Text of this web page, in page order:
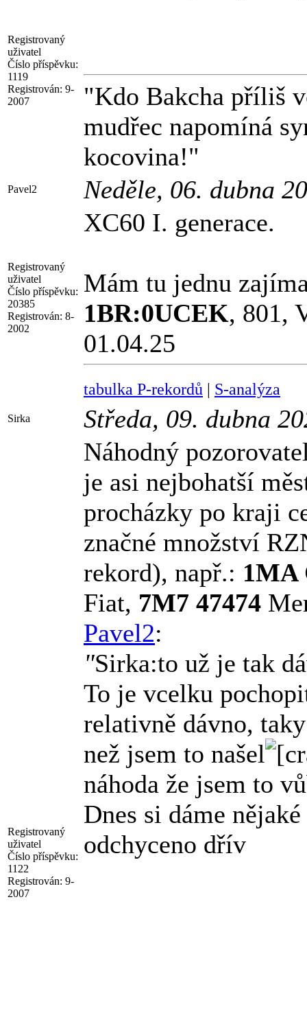
Registrovaný
uživatel
Číslo příspěvku:
1119
Registrován: 9-
2007
"Kdo Bakcha příliš
mudřec napomíná
kocovina!"
Pavel2 Neděle, 06. dubna
Registrovaný
uživatel
Číslo příspěvku:
20385
Registrován: 8-
2002
XC60 I. generace.
Mám tu jednu
1BR:0UCEK, 801,
01.04.25
tabulka P-rekordů | S-analýza
Sirka Středa, 09. dubna
Registrovaný
uživatel
Číslo příspěvku:
1122
Registrován: 9-
2007
Náhodný
je asi nejbohatší
procházky po kraji
značné množství
rekord), např.: 1MA
Fiat, 7M7 47474
Pavel2:
"Sirka:to už je tak
To je vcelku
relativně dávno,
než jsem to našel
náhoda že jsem to
Dnes si dáme
odchyceno dřív